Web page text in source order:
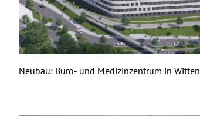
Neubau: Büro- und Medizinzentrum in Witten